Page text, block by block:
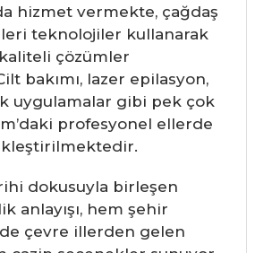
hizmet vermekte, çağdaş
teknolojiler kullanarak
çözümler
bakımı, lazer epilasyon,
uygulamalar gibi pek çok
profesyonel ellerde
dokusuyla birleşen
anlayışı, hem şehir
çevre illerden gelen